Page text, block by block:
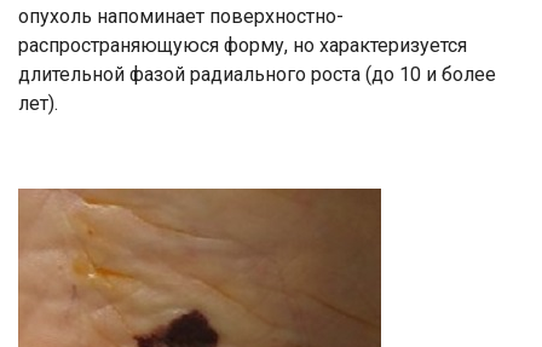
опухоль напоминает поверхностно-
распространяющуюся форму, но характеризуется
длительной фазой радиального роста (до 10 и более
лет).